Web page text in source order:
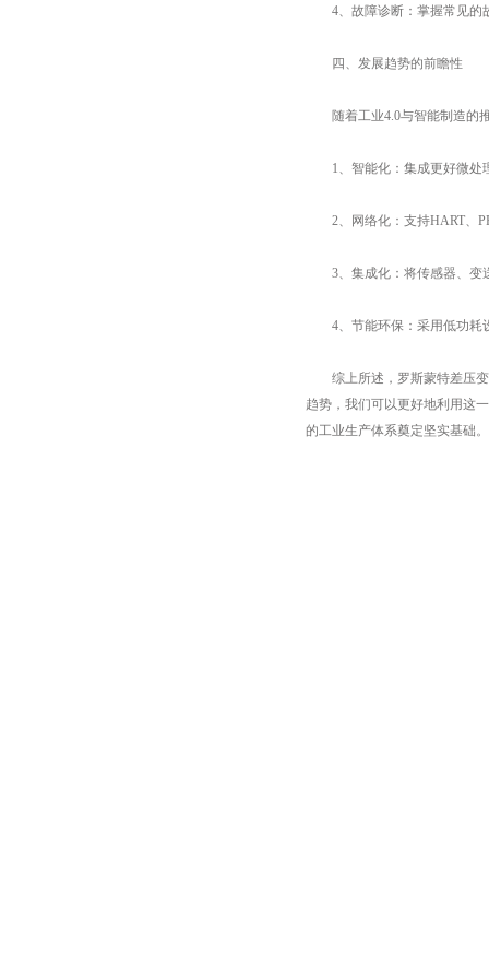
4、故障诊断：掌握常见的故
四、发展趋势的前瞻性
随着工业4.0与智能制造的推
1、智能化：集成更好微处
2、网络化：支持HART、
3、集成化：将传感器、变送
4、节能环保：采用低功耗
综上所述，罗斯蒙特差压变
趋势，我们可以更好地利用这
的工业生产体系奠定坚实基础。